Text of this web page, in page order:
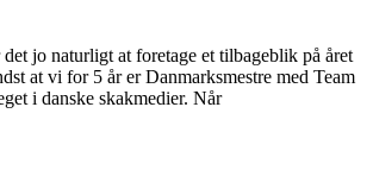
jo naturligt at foretage et tilbageblik på året
at vi for 5 år er Danmarksmestre med Team
i danske skakmedier. Når